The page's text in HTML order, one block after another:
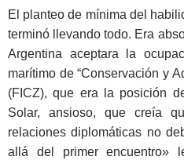
El planteo de mínima del
terminó llevando todo. Era
Argentina aceptara la
marítimo de “Conservación y
(FICZ), que era la posición
Solar, ansioso, que creía
relaciones diplomáticas no
allá del primer encuentro»